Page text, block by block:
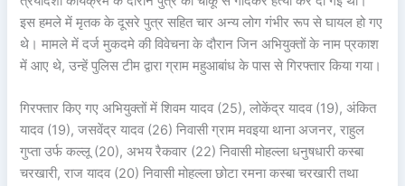
इस हमले में मृतक के दूसरे पुत्र सहित चार अन्य लोग गंभीर रूप से घायल हो गए
थे। मामले में दर्ज मुकदमे की विवेचना के दौरान जिन अभियुक्तों के नाम प्रकाश
में आए थे, उन्हें पुलिस टीम द्वारा ग्राम महुआबांध के पास से गिरफ्तार किया गया।
गिरफ्तार किए गए अभियुक्तों में शिवम यादव (25), लोकेंद्र यादव (19), अंकित
यादव (19), जसवेंद्र यादव (26) निवासी ग्राम मवइया थाना अजनर, राहुल
गुप्ता उर्फ कल्लू (20), अभय रैकवार (22) निवासी मोहल्ला धनुषधारी कस्बा
चरखारी, राज यादव (20) निवासी मोहल्ला छोटा रमना कस्बा चरखारी तथा